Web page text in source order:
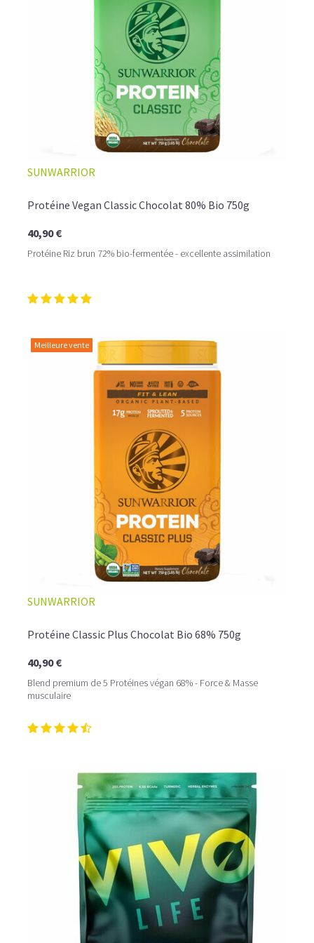
☕ LATTE MACCHIATO GLACÉ
L’ÉQUILIBRE PARFAIT ENTRE DOUCEUR ET INTENSITÉ
Un café riche avec un soupçon de caramel pour un
moment de pure détente… ou de concentration avant le
Une énergie immédiate et stable, sans pic de glycémie,
qui vous accompagne toute la matinée et un allié parfait
après l’entraînement.
Pour ceux qui veulent retrouver le plaisir d’un vrai café
glacé, sans se sentir lourd ni affamé.
Latte Macchiato Glacé Protéiné
🍯 CAFÉ FRAPPÉ AU CARAMEL PROTÉINÉ
LE PLAISIR D’UN DESSERT GLACÉ, SANS LE SUCRE EN
SUNWARRIOR
Protéine Vegan Classic Chocolat 80% Bio 750g
40,90 €
Protéine Riz brun 72% bio-fermentée - excellente assimilation
Meilleure vente
SUNWARRIOR
Protéine Classic Plus Chocolat Bio 68% 750g
40,90 €
Blend premium de 5 Protéines végan 68% - Force & Masse
musculaire